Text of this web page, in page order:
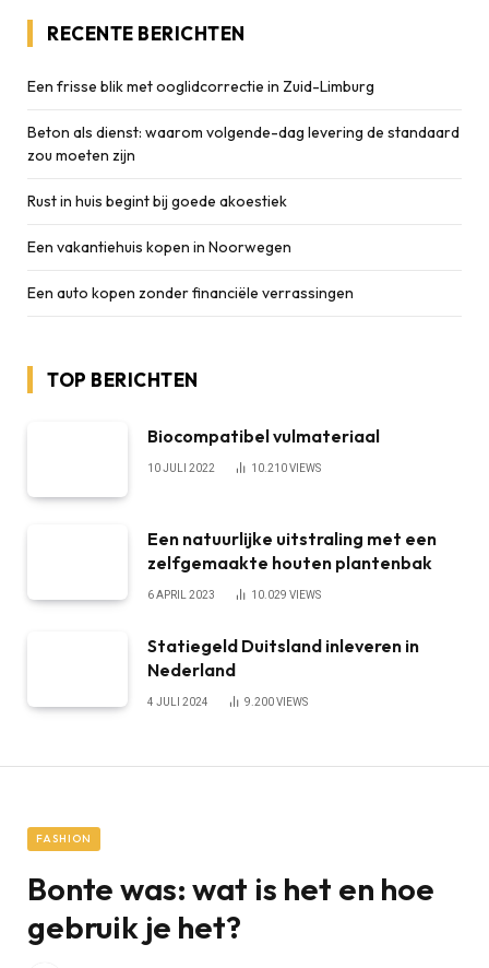
RECENTE BERICHTEN
Een frisse blik met ooglidcorrectie in Zuid-Limburg
Beton als dienst: waarom volgende-dag levering de standaard
zou moeten zijn
Rust in huis begint bij goede akoestiek
Een vakantiehuis kopen in Noorwegen
Een auto kopen zonder financiële verrassingen
TOP BERICHTEN
Biocompatibel vulmateriaal
10 JULI 2022 10.210VIEWS
Een natuurlijke uitstraling met een
zelfgemaakte houten plantenbak
6 APRIL 2023 10.029 VIEWS
Statiegeld Duitsland inleveren in
Nederland
4 JULI 2024 9.200VIEWS
FASHION
Bonte was: wat is het en hoe
gebruik je het?